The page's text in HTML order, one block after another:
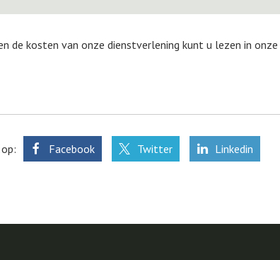
de kosten van onze dienstverlening kunt u lezen in onze
Facebook Twitter Linkedin